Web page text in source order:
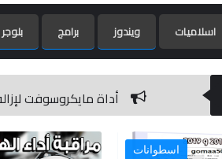
اسلاميات ويندوز برامج بلوجر
أداة مايكروسوفت لإزالة البرامج الضارة / Microsoft Malicious Software Removal Tool 5.79
ويندوز 10